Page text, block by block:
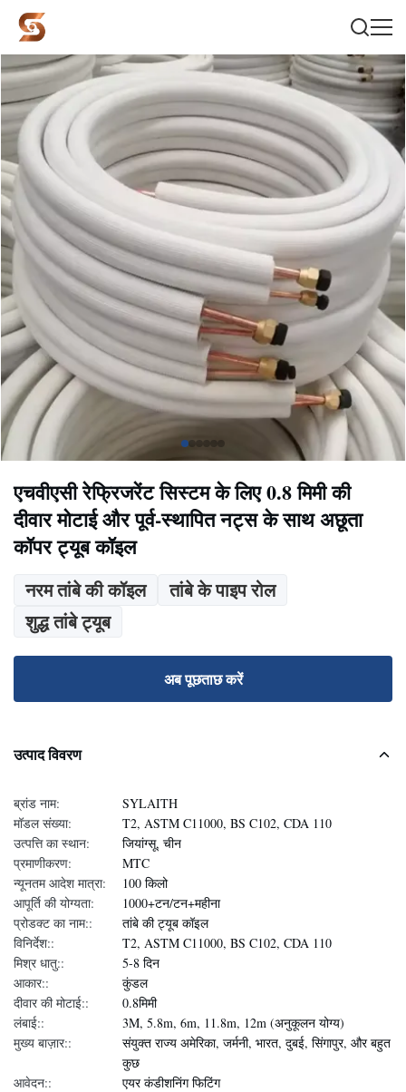
एचवीएसी रेफ्रिजरेंट सिस्टम के लिए 0.8 मिमी की
दीवार मोटाई और पूर्व-स्थापित नट्स के साथ अछूता
कॉपर ट्यूब कॉइल
नरम तांबे की कॉइल
तांबे के पाइप रोल
शुद्ध तांबे ट्यूब
अब पूछताछ करें
उत्पाद विवरण
ब्रांड नाम:
SYLAITH
मॉडल संख्या:
T2, ASTM C11000, BS C102, CDA 110
उत्पत्ति का स्थान:
जियांग्सू, चीन
प्रमाणीकरण:
MTC
न्यूनतम आदेश मात्रा:
100 किलो
आपूर्ति की योग्यता:
1000+टन/टन+महीना
प्रोडक्ट का नाम::
तांबे की ट्यूब कॉइल
विनिर्देश::
T2, ASTM C11000, BS C102, CDA 110
मिश्र धातु::
5-8 दिन
आकार::
कुंडल
दीवार की मोटाई::
0.8मिमी
लंबाई::
3M, 5.8m, 6m, 11.8m, 12m (अनुकूलन योग्य)
मुख्य बाज़ार::
संयुक्त राज्य अमेरिका, जर्मनी, भारत, दुबई, सिंगापुर, और बहुत
कुछ
आवेदन::
एयर कंडीशनिंग फिटिंग